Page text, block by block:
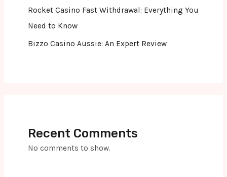
Rocket Casino Fast Withdrawal: Everything You
Need to Know
Bizzo Casino Aussie: An Expert Review
Recent Comments
No comments to show.